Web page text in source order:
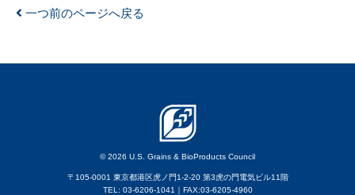
一つ前のページへ戻る
© 2026 U.S. Grains & BioProducts Council
〒105-0001 東京都港区虎ノ門1-2-20 第3虎の門電気ビル11階
TEL: 03-6206-1041｜FAX:03-6205-4960